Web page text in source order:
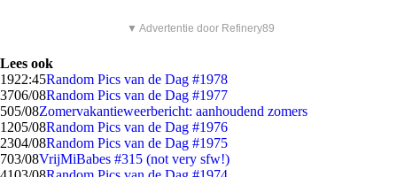
▼ Advertentie door Refinery89
Lees ook
1922:45Random Pics van de Dag #1978
3706/08Random Pics van de Dag #1977
505/08Zomervakantieweerbericht: aanhoudend zomers
1205/08Random Pics van de Dag #1976
2304/08Random Pics van de Dag #1975
703/08VrijMiBabes #315 (not very sfw!)